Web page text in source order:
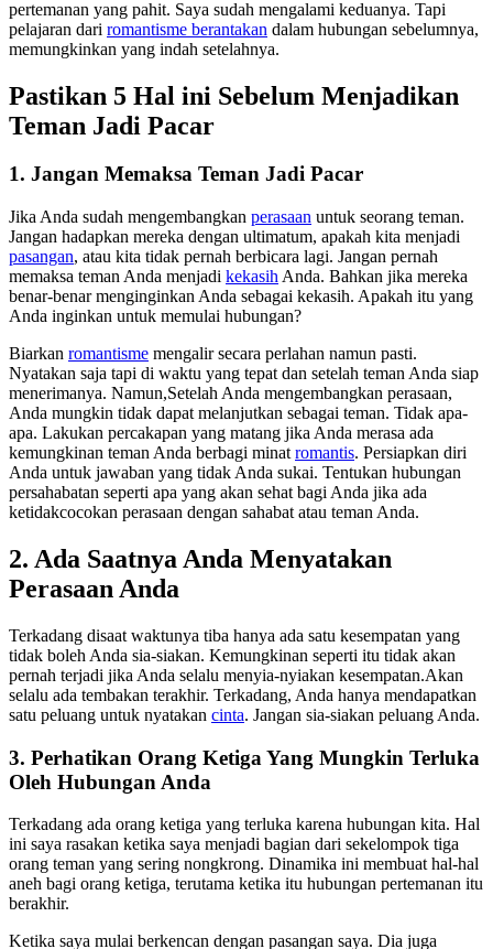
pertemanan yang pahit. Saya sudah mengalami keduanya. Tapi
pelajaran dari romantisme berantakan dalam hubungan sebelumnya,
memungkinkan yang indah setelahnya.
Pastikan 5 Hal ini Sebelum Menjadikan
Teman Jadi Pacar
1. Jangan Memaksa Teman Jadi Pacar
Jika Anda sudah mengembangkan perasaan untuk seorang teman.
Jangan hadapkan mereka dengan ultimatum, apakah kita menjadi
pasangan, atau kita tidak pernah berbicara lagi. Jangan pernah
memaksa teman Anda menjadi kekasih Anda. Bahkan jika mereka
benar-benar menginginkan Anda sebagai kekasih. Apakah itu yang
Anda inginkan untuk memulai hubungan?
Biarkan romantisme mengalir secara perlahan namun pasti.
Nyatakan saja tapi di waktu yang tepat dan setelah teman Anda siap
menerimanya. Namun,Setelah Anda mengembangkan perasaan,
Anda mungkin tidak dapat melanjutkan sebagai teman. Tidak apa-
apa. Lakukan percakapan yang matang jika Anda merasa ada
kemungkinan teman Anda berbagi minat romantis. Persiapkan diri
Anda untuk jawaban yang tidak Anda sukai. Tentukan hubungan
persahabatan seperti apa yang akan sehat bagi Anda jika ada
ketidakcocokan perasaan dengan sahabat atau teman Anda.
2. Ada Saatnya Anda Menyatakan
Perasaan Anda
Terkadang disaat waktunya tiba hanya ada satu kesempatan yang
tidak boleh Anda sia-siakan. Kemungkinan seperti itu tidak akan
pernah terjadi jika Anda selalu menyia-nyiakan kesempatan.Akan
selalu ada tembakan terakhir. Terkadang, Anda hanya mendapatkan
satu peluang untuk nyatakan cinta. Jangan sia-siakan peluang Anda.
3. Perhatikan Orang Ketiga Yang Mungkin Terluka
Oleh Hubungan Anda
Terkadang ada orang ketiga yang terluka karena hubungan kita. Hal
ini saya rasakan ketika saya menjadi bagian dari sekelompok tiga
orang teman yang sering nongkrong. Dinamika ini membuat hal-hal
aneh bagi orang ketiga, terutama ketika itu hubungan pertemanan itu
berakhir.
Ketika saya mulai berkencan dengan pasangan saya. Dia juga